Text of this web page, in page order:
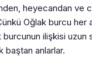
heyecandan ve
Oğlak burcu her
ilişkisi uzun
baştan anlarlar.